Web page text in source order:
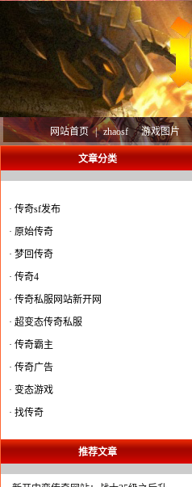
游戏图片
zhaosf
网站首页 |
文章分类
· 传奇sf发布
· 原始传奇
· 梦回传奇
· 传奇4
· 传奇私服网站新开网
· 超变态传奇私服
· 传奇霸主
· 传奇广告
· 变态游戏
· 找传奇
推荐文章